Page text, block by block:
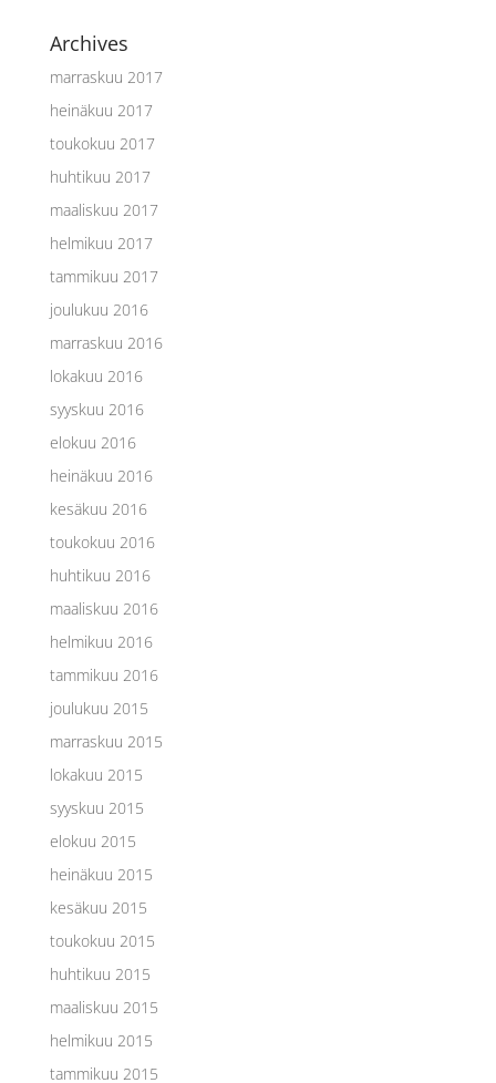
Archives
marraskuu 2017
heinäkuu 2017
toukokuu 2017
huhtikuu 2017
maaliskuu 2017
helmikuu 2017
tammikuu 2017
joulukuu 2016
marraskuu 2016
lokakuu 2016
syyskuu 2016
elokuu 2016
heinäkuu 2016
kesäkuu 2016
toukokuu 2016
huhtikuu 2016
maaliskuu 2016
helmikuu 2016
tammikuu 2016
joulukuu 2015
marraskuu 2015
lokakuu 2015
syyskuu 2015
elokuu 2015
heinäkuu 2015
kesäkuu 2015
toukokuu 2015
huhtikuu 2015
maaliskuu 2015
helmikuu 2015
tammikuu 2015